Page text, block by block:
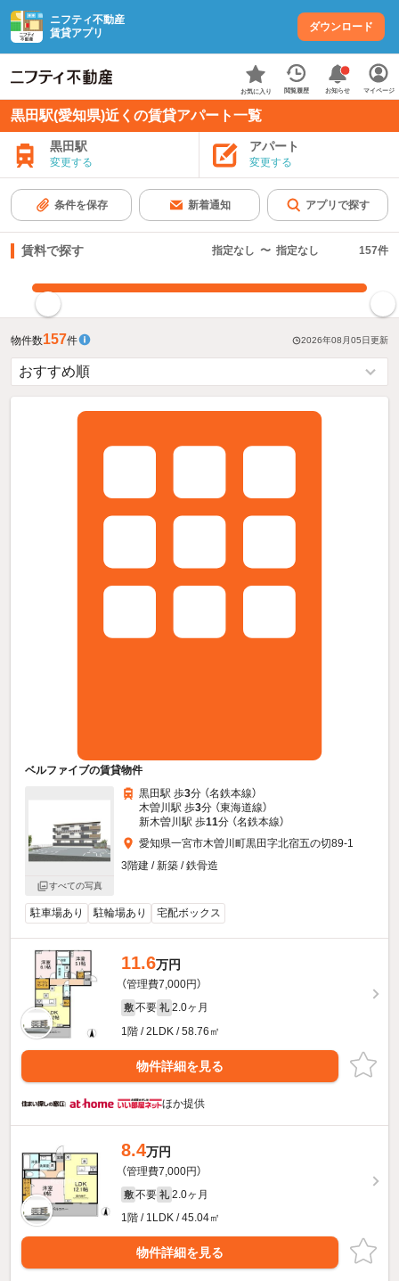
ニフティ不動産
賃貸アプリ
ダウンロード
お気に入り 閲覧履歴 お知らせ マイページ
黒田駅(愛知県)近くの賃貸アパート一覧
黒田駅
変更する
アパート
変更する
条件を保存 新着通知 アプリで探す
賃料で探す 指定なし 〜 指定なし 157件
物件数157件 2026年08月05日更新
ベルファイブの賃貸物件
すべての写真
黒田駅 歩3分 （名鉄本線）
木曽川駅 歩3分 （東海道線）
新木曽川駅 歩11分 （名鉄本線）
愛知県一宮市木曽川町黒田字北宿五の切89-1
3階建 / 新築 / 鉄骨造
駐車場あり 駐輪場あり 宅配ボックス
11.6万円
（管理費7,000円）
敷 不要 礼 2.0ヶ月
1階 / 2LDK / 58.76㎡
物件詳細を見る
ほか提供
8.4万円
（管理費7,000円）
敷 不要 礼 2.0ヶ月
1階 / 1LDK / 45.04㎡
物件詳細を見る